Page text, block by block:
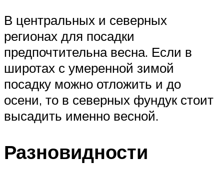
В центральных и северных
регионах для посадки
предпочтительна весна. Если в
широтах с умеренной зимой
посадку можно отложить и до
осени, то в северных фундук стоит
высадить именно весной.
Разновидности